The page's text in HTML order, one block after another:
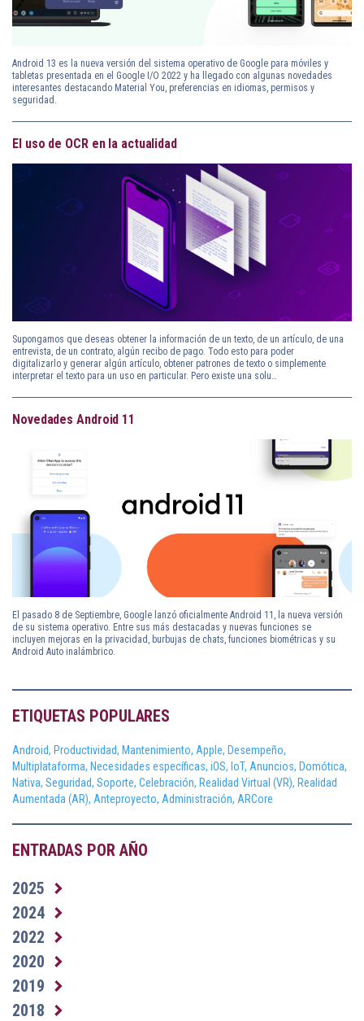
Android 13 es la nueva versión del sistema operativo de Google para móviles y
tabletas presentada en el Google I/O 2022 y ha llegado con algunas novedades
interesantes destacando Material You, preferencias en idiomas, permisos y
seguridad.
El uso de OCR en la actualidad
Supongamos que deseas obtener la información de un texto, de un artículo, de una
entrevista, de un contrato, algún recibo de pago. Todo esto para poder
digitalizarlo y generar algún artículo, obtener patrones de texto o simplemente
interpretar el texto para un uso en particular. Pero existe una solu…
Novedades Android 11
El pasado 8 de Septiembre, Google lanzó oficialmente Android 11, la nueva versión
de su sistema operativo. Entre sus más destacadas y nuevas funciones se
incluyen mejoras en la privacidad, burbujas de chats, funciones biométricas y su
Android Auto inalámbrico.
ETIQUETAS POPULARES
Android, Productividad, Mantenimiento, Apple, Desempeño,
Multiplataforma, Necesidades específicas, iOS, IoT, Anuncios, Domótica,
Nativa, Seguridad, Soporte, Celebración, Realidad Virtual (VR), Realidad
Aumentada (AR), Anteproyecto, Administración, ARCore
ENTRADAS POR AÑO
2025
2024
2022
2020
2019
2018